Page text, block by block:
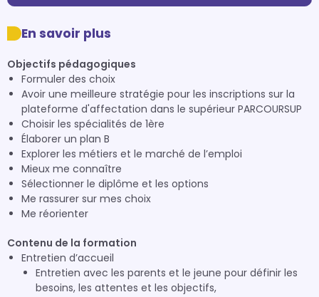
En savoir plus
Objectifs pédagogiques
Formuler des choix
Avoir une meilleure stratégie pour les inscriptions sur la
plateforme d'affectation dans le supérieur PARCOURSUP
Choisir les spécialités de 1ère
Élaborer un plan B
Explorer les métiers et le marché de l’emploi
Mieux me connaître
Sélectionner le diplôme et les options
Me rassurer sur mes choix
Me réorienter
Contenu de la formation
Entretien d’accueil
Entretien avec les parents et le jeune pour définir les
besoins, les attentes et les objectifs,